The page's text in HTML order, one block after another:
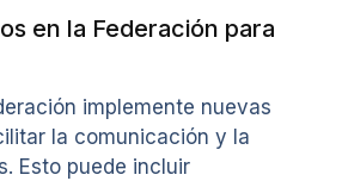
en la Federación para
implemente nuevas
la comunicación y la
Esto puede incluir